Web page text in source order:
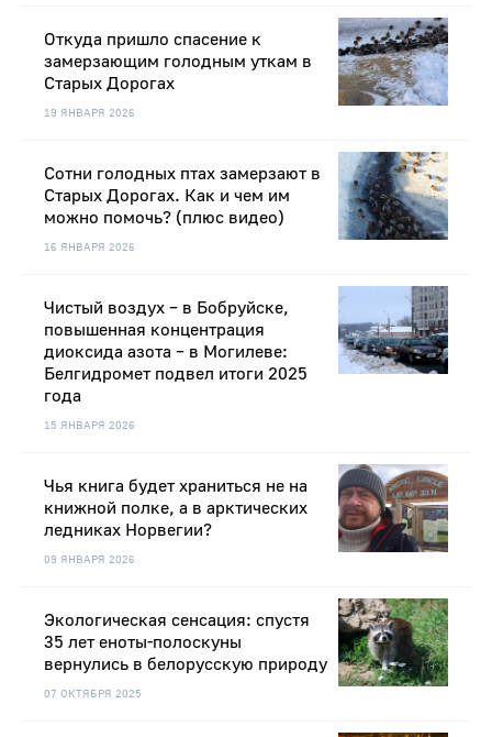
19 ЯНВАРЯ 2026
Откуда пришло спасение к
замерзающим голодным уткам в
Старых Дорогах
16 ЯНВАРЯ 2026
Сотни голодных птах замерзают в
Старых Дорогах. Как и чем им
можно помочь? (плюс видео)
15 ЯНВАРЯ 2026
Чистый воздух – в Бобруйске,
повышенная концентрация
диоксида азота – в Могилеве:
Белгидромет подвел итоги 2025
года
09 ЯНВАРЯ 2026
Чья книга будет храниться не на
книжной полке, а в арктических
ледниках Норвегии?
07 ОКТЯБРЯ 2025
Экологическая сенсация: спустя
35 лет еноты-полоскуны
вернулись в белорусскую природу